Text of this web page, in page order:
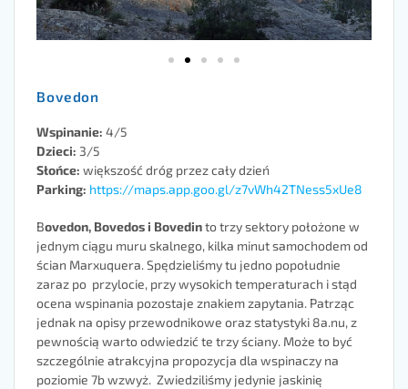
Bovedon
Wspinanie: 4/5
Dzieci: 3/5
Słońce: większość dróg przez cały dzień
Parking: https://maps.app.goo.gl/z7vWh42TNess5xUe8
Bovedon, Bovedos i Bovedinto trzy sektory położone w
jednym ciągu muru skalnego, kilka minut samochodem od
ścian Marxuquera. Spędzieliśmy tu jedno popołudnie
zaraz po przylocie, przy wysokich temperaturach i stąd
ocena wspinania pozostaje znakiem zapytania. Patrząc
jednak na opisy przewodnikowe oraz statystyki 8a.nu, z
pewnością warto odwiedzić te trzy ściany. Może to być
szczególnie atrakcyjna propozycja dla wspinaczy na
poziomie 7b wzwyż. Zwiedziliśmy jedynie jaskinię